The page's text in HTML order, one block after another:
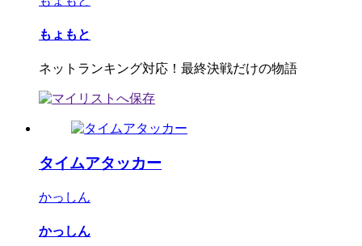
もょもと
ネットランキング対応！最終決戦だけの物語
タイムアタッカー
かっしん
かっしん